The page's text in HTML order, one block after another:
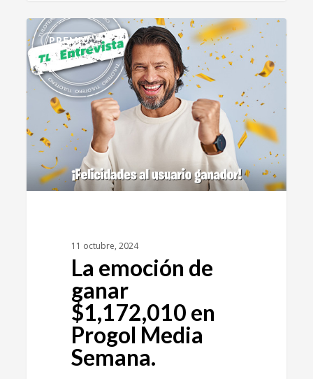
PREMIO
11 octubre, 2024
La emoción de
ganar
$1,172,010 en
Progol Media
Semana.
0